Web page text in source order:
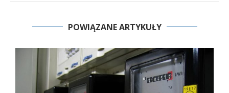
POWIĄZANE ARTYKUŁY